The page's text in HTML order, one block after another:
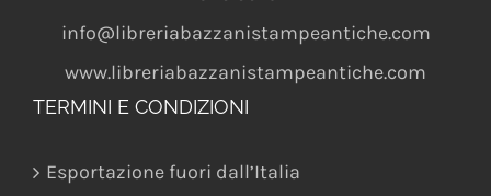
info@libreriabazzanistampeantiche.com
www.libreriabazzanistampeantiche.com
TERMINI E CONDIZIONI
Esportazione fuori dall’Italia